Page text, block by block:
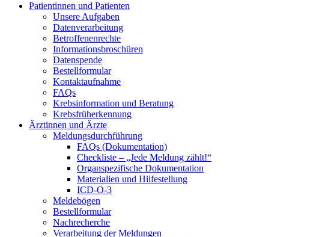
Patientinnen und Patienten
Unsere Aufgaben
Datenverarbeitung
Betroffenenrechte
Informationsbroschüren
Datenspende
Bestellformular
Kontaktaufnahme
FAQs
Krebsinformation und Beratung
Krebsfrüherkennung
Ärztinnen und Ärzte
Meldungsdurchführung
FAQs (Dokumentation)
Checkliste – „Jede Meldung zählt!“
Organspezifische Dokumentation
Materialien und Hilfestellung
ICD-O-3
Meldebögen
Bestellformular
Nachrecherche
Verarbeitung der Meldungen